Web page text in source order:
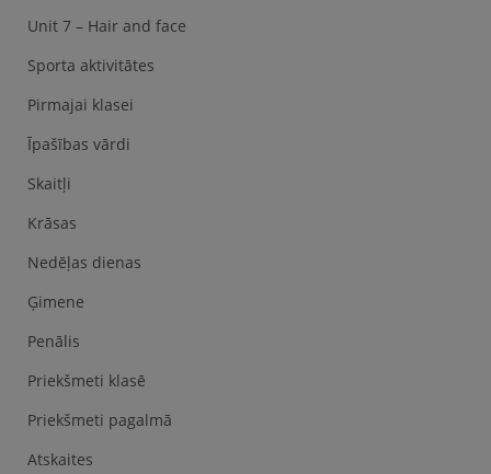
Unit 7 – Hair and face
Sporta aktivitātes
Pirmajai klasei
Īpašības vārdi
Skaitļi
Krāsas
Nedēļas dienas
Ģimene
Penālis
Priekšmeti klasē
Priekšmeti pagalmā
Atskaites